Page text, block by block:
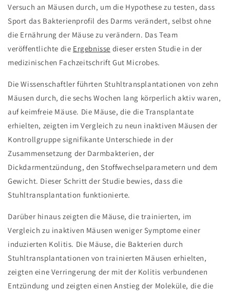
Versuch an Mäusen durch, um die Hypothese zu testen, dass
Sport das Bakterienprofil des Darms verändert, selbst ohne
die Ernährung der Mäuse zu verändern. Das Team
veröffentlichte die Ergebnisse dieser ersten Studie in der
medizinischen Fachzeitschrift Gut Microbes.
Die Wissenschaftler führten Stuhltransplantationen von zehn
Mäusen durch, die sechs Wochen lang körperlich aktiv waren,
auf keimfreie Mäuse. Die Mäuse, die die Transplantate
erhielten, zeigten im Vergleich zu neun inaktiven Mäusen der
Kontrollgruppe signifikante Unterschiede in der
Zusammensetzung der Darmbakterien, der
Dickdarmentzündung, den Stoffwechselparametern und dem
Gewicht. Dieser Schritt der Studie bewies, dass die
Stuhltransplantation funktionierte.
Darüber hinaus zeigten die Mäuse, die trainierten, im
Vergleich zu inaktiven Mäusen weniger Symptome einer
induzierten Kolitis. Die Mäuse, die Bakterien durch
Stuhltransplantationen von trainierten Mäusen erhielten,
zeigten eine Verringerung der mit der Kolitis verbundenen
Entzündung und zeigten einen Anstieg der Moleküle, die die